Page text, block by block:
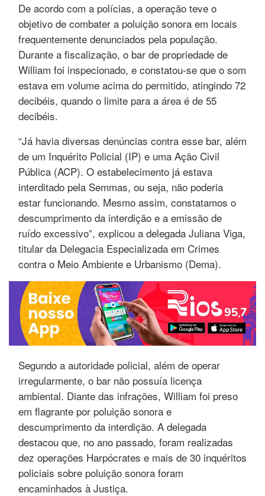
De acordo com a polícias, a operação teve o
objetivo de combater a poluição sonora em locais
frequentemente denunciados pela população.
Durante a fiscalização, o bar de propriedade de
William foi inspecionado, e constatou-se que o som
estava em volume acima do permitido, atingindo 72
decibéis, quando o limite para a área é de 55
decibéis.
“Já havia diversas denúncias contra esse bar, além
de um Inquérito Policial (IP) e uma Ação Civil
Pública (ACP). O estabelecimento já estava
interditado pela Semmas, ou seja, não poderia
estar funcionando. Mesmo assim, constatamos o
descumprimento da interdição e a emissão de
ruído excessivo”, explicou a delegada Juliana Viga,
titular da Delegacia Especializada em Crimes
contra o Meio Ambiente e Urbanismo (Dema).
Segundo a autoridade policial, além de operar
irregularmente, o bar não possuía licença
ambiental. Diante das infrações, William foi preso
em flagrante por poluição sonora e
descumprimento da interdição. A delegada
destacou que, no ano passado, foram realizadas
dez operações Harpócrates e mais de 30 inquéritos
policiais sobre poluição sonora foram
encaminhados à Justiça.